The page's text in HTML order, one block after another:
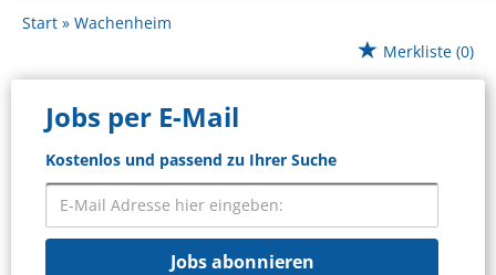
Start
Wachenheim
Merkliste (0)
Jobs per E-Mail
Kostenlos und passend zu Ihrer Suche
Jobs abonnieren